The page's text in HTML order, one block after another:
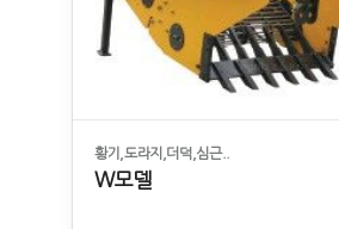
황기,도라지,더덕,심근..
W모델